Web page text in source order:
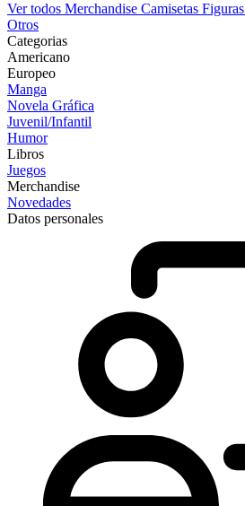
Ver todos Merchandise Camisetas Figuras
Otros
Categorias
Americano
Europeo
Manga
Novela Gráfica
Juvenil/Infantil
Humor
Libros
Juegos
Merchandise
Novedades
Datos personales